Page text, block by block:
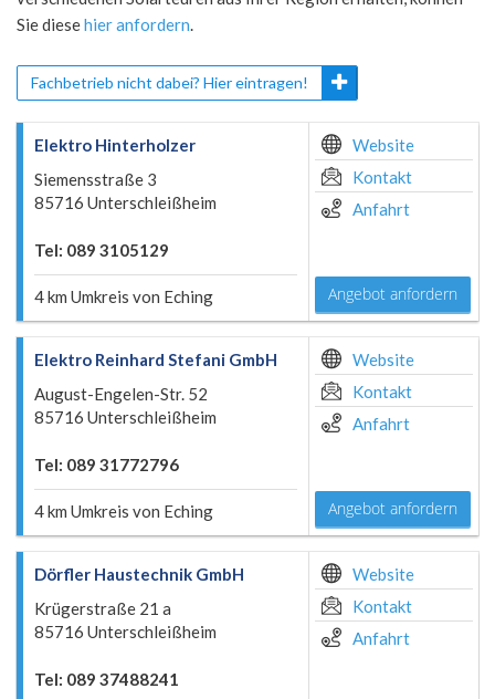
Sie diesehier anfordern.
Fachbetrieb nicht dabei? Hier eintragen!
Elektro Hinterholzer
Siemensstraße 3
85716 Unterschleißheim
Tel: 089 3105129
4 km Umkreis von Eching
Website
Kontakt
Anfahrt
Angebot anfordern
Elektro Reinhard Stefani GmbH
August-Engelen-Str. 52
85716 Unterschleißheim
Tel: 089 31772796
4 km Umkreis von Eching
Website
Kontakt
Anfahrt
Angebot anfordern
Dörfler Haustechnik GmbH
Krügerstraße 21 a
85716 Unterschleißheim
Tel: 089 37488241
Website
Kontakt
Anfahrt